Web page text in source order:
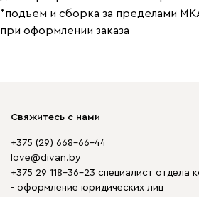
*подъем и сборка за пределами
при оформлении заказа
Свяжитесь с нами
+375 (29) 668-66-44
love@divan.by
+375 29 118-36-23 специалист отдела
- оформление юридических лиц